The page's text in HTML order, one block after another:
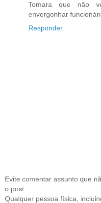
Tomara que não
envergonhar
Responder
Evite comentar assunto que
o post.
Qualquer pessoa física,